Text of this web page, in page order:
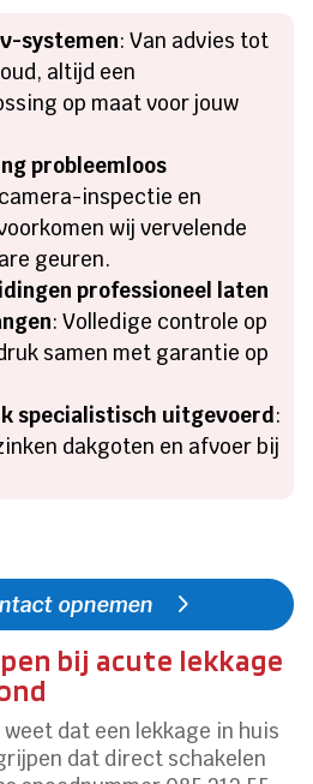
systemen: Van advies tot
altijd een
op maat voor jouw
probleemloos
inspectie en
wij vervelende
geuren.
professioneel laten
: Volledige controle op
samen met garantie op
specialistisch uitgevoerd:
dakgoten en afvoer bij
opnemen
bij acute lekkage
dat een lekkage in huis
dat direct schakelen